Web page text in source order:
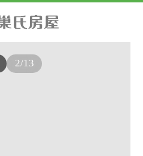
2/13